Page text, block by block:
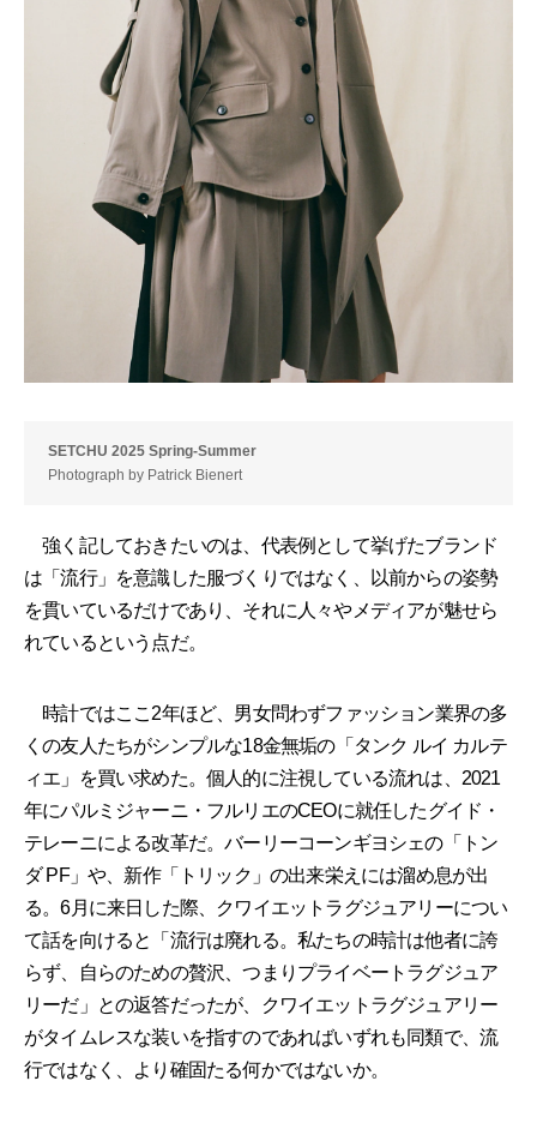
SETCHU 2025 Spring-Summer
Photograph by Patrick Bienert
強く記しておきたいのは、代表例として挙げたブランド
は「流行」を意識した服づくりではなく、以前からの姿勢
を貫いているだけであり、それに人々やメディアが魅せら
れているという点だ。
時計ではここ2年ほど、男女問わずファッション業界の多
くの友人たちがシンプルな18金無垢の「タンク ルイ カルテ
ィエ」を買い求めた。個人的に注視している流れは、2021
年にパルミジャーニ・フルリエのCEOに就任したグイド・
テレーニによる改革だ。バーリーコーンギヨシェの「トン
ダ PF」や、新作「トリック」の出来栄えには溜め息が出
る。6月に来日した際、クワイエットラグジュアリーについ
て話を向けると「流行は廃れる。私たちの時計は他者に誇
らず、自らのための贅沢、つまりプライベートラグジュア
リーだ」との返答だったが、クワイエットラグジュアリー
がタイムレスな装いを指すのであればいずれも同類で、流
行ではなく、より確固たる何かではないか。